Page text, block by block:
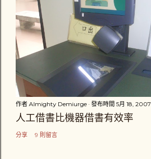
作者 Almighty Demiurge 發布時間 5月 18, 2007
人工借書比機器借書有效率
分享 9 則留言